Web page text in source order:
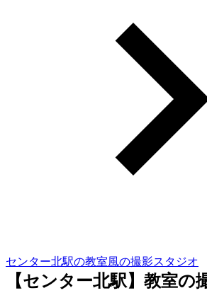
センター北駅の教室風の撮影スタジオ
【センター北駅】教室の